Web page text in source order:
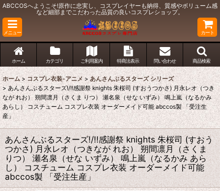
ABCCOSへようこそ!原作に忠実し、コスプレイヤーも納得、質感やボリューム感
など細部までこだわった品質の良いコスプレショップ。
メニュー カート
ホーム カテゴリ ご利用案内 特商法表示 問い合わせ 商品検索
ホーム > コスプレ衣装-アニメ > あんさんぶるスターズ シリーズ
> あんさんぶるスターズ!/!!感謝祭 knights 朱桜司 (すおうつかさ) 月永レオ（つき
なが れお） 朔間凛月（さくま りつ） 瀬名泉（せな いずみ） 鳴上嵐（なるかみ
あらし） コスチューム コスプレ衣装 オーダーメイド可能 abccos製 「受注生
産」
あんさんぶるスターズ!/!!感謝祭 knights 朱桜司 (すおう
つかさ) 月永レオ（つきなが れお） 朔間凛月（さくま
りつ） 瀬名泉（せな いずみ） 鳴上嵐（なるかみ あら
し） コスチューム コスプレ衣装 オーダーメイド可能
abccos製 「受注生産」